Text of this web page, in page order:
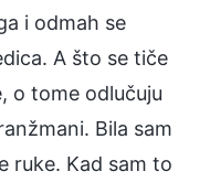
i odmah se
A što se tiče
o tome odlučuju
Bila sam
ruke. Kad sam to